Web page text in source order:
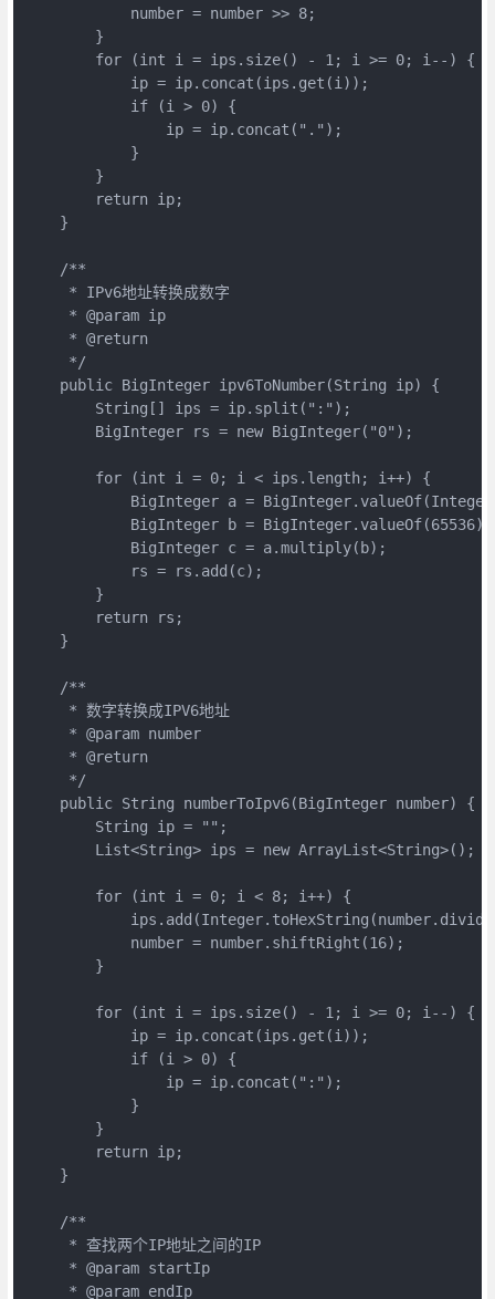
            number = number >> 8;
        }
        for (int i = ips.size() - 1; i >= 0; i--) {
            ip = ip.concat(ips.get(i));
            if (i > 0) {
                ip = ip.concat(".");
            }
        }
        return ip;
    }
    /**
     * IPv6地址转换成数字
     * @param ip
     * @return
     */
    public BigInteger ipv6ToNumber(String ip) {
        String[] ips = ip.split(":");
        BigInteger rs = new BigInteger("0");
        for (int i = 0; i < ips.length; i++) {
BigInteger a =
BigInteger b =
            BigInteger c = a.multiply(b);
            rs = rs.add(c);
        }
        return rs;
    }
    /**
     * 数字转换成IPV6地址
     * @param number
     * @return
     */
    public String numberToIpv6(BigInteger number) {
        String ip = "";
        List<String> ips = new ArrayList<String>();
        for (int i = 0; i < 8; i++) {
            number = number.shiftRight(16);
        }
        for (int i = ips.size() - 1; i >= 0; i--) {
            ip = ip.concat(ips.get(i));
            if (i > 0) {
                ip = ip.concat(":");
            }
        }
        return ip;
    }
    /**
     * 查找两个IP地址之间的IP
     * @param startIp
     * @param endIp